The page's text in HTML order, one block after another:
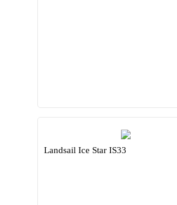
Landsail Ice Star IS33